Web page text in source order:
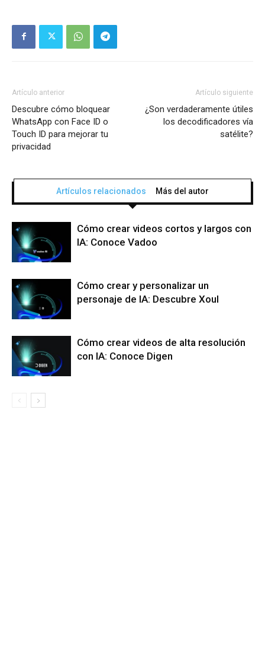
Artículo anterior
Descubre cómo bloquear
WhatsApp con Face ID o
Touch ID para mejorar tu
privacidad
Artículo siguiente
¿Son verdaderamente útiles
los decodificadores vía
satélite?
Artículos relacionados Más del autor
Cómo crear videos cortos y largos con
IA: Conoce Vadoo
Cómo crear y personalizar un
personaje de IA: Descubre Xoul
Cómo crear videos de alta resolución
con IA: Conoce Digen